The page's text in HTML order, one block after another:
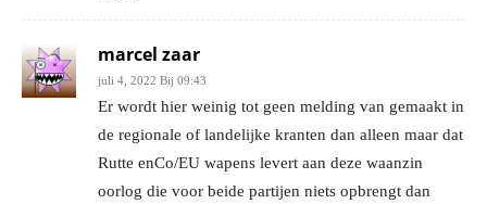
marcel zaar
juli 4, 2022 Bij 09:43
Er wordt hier weinig tot geen melding van gemaakt in
de regionale of landelijke kranten dan alleen maar dat
Rutte enCo/EU wapens levert aan deze waanzin
oorlog die voor beide partijen niets opbrengt dan